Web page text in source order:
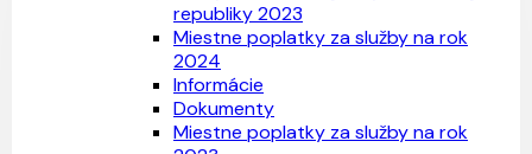
republiky 2023
Miestne poplatky za služby na rok
2024
Informácie
Dokumenty
Miestne poplatky za služby na rok